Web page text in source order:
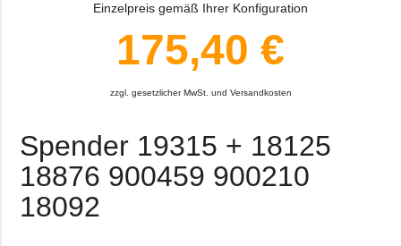
Einzelpreis gemäß Ihrer Konfiguration
175,40 €
zzgl. gesetzlicher MwSt. und Versandkosten
Spender 19315 + 18125
18876 900459 900210
18092